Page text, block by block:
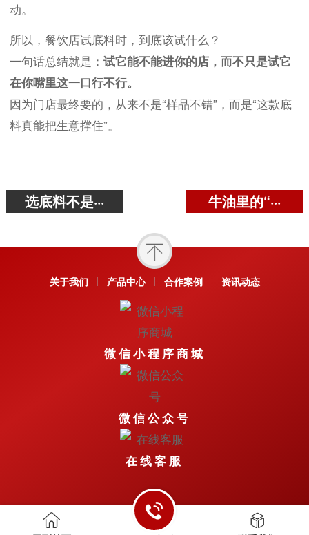
动。
所以，餐饮店试底料时，到底该试什么？
一句话总结就是： 试它能不能进你的店，而不只是试它
在你嘴里这一口行不行。
因为门店最终要的，从来不是“样品不错”，而是“这款底
料真能把生意撑住”。
选底料不是··· 牛油里的“···
关于我们 产品中心 合作案例 资讯动态
微信小程序商城
微信公众号
在线客服
Copyright © 2026 All Rights Reserved.